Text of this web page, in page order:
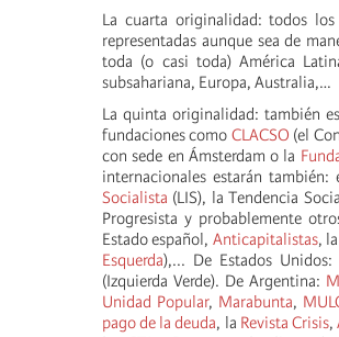
La cuarta originalidad: todos
representadas aunque sea de
toda (o casi toda) América
subsahariana, Europa, Australia,…
La quinta originalidad: también
fundaciones como CLACSO (el
con sede en Ámsterdam o la
internacionales estarán también:
Socialista (LIS), la Tendencia
Progresista y probablemente
Estado español, Anticapitalistas, la
Esquerda),... De Estados Unidos:
(Izquierda Verde). De Argentina:
Unidad Popular, Marabunta,
pago de la deuda, la Revista Crisis,